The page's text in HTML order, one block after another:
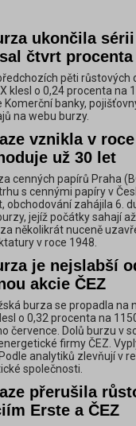
ukončila
čtvrt procenta
pěti růstových
klesl o 0,24 procenta na
banky,
na webu burzy.
vznikla v
už 30 let
cenných papírů Praha
s cennými papíry v
obchodování zahájila 6.
jejíž počátky sahají
několikrát nuceně
v roce 1948.
je nejslabší
akcie ČEZ
burza se propadla na
o 0,32 procenta na
července. Dolů burzu v
firmy ČEZ.
analytiků zlevňují v
společnosti.
přerušila
Erste a ČEZ